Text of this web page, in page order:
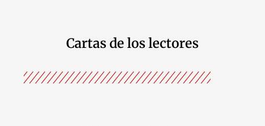
Cartas de los lectores